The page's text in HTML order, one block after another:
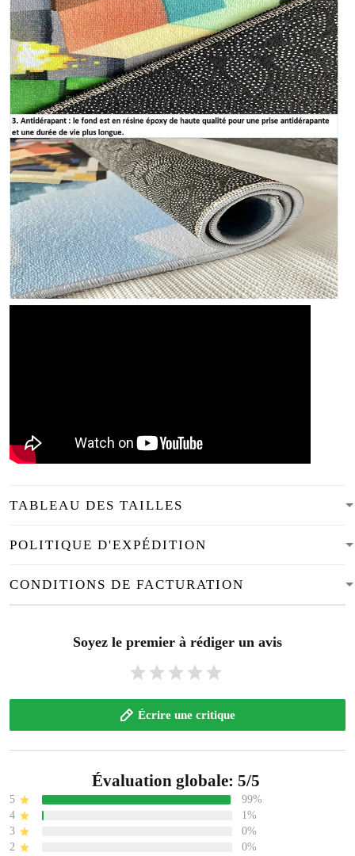
TABLEAU DES TAILLES
POLITIQUE D'EXPÉDITION
CONDITIONS DE FACTURATION
Soyez le premier à rédiger un avis
Écrire une critique
Évaluation globale: 5/5
5
99%
4
1%
3
0%
2
0%